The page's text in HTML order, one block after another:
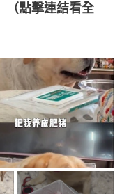
（點擊連結看全